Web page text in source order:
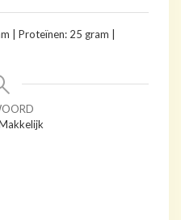
| Proteïnen: 25 gram |